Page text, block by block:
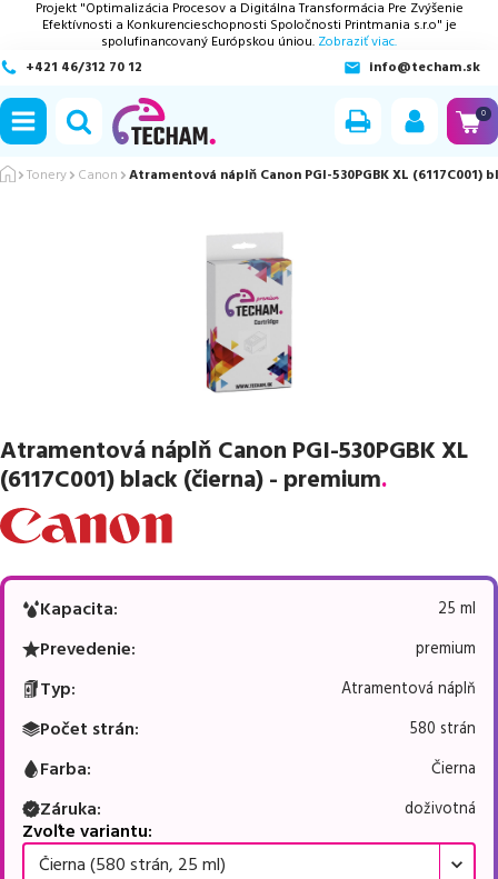
Projekt "Optimalizácia Procesov a Digitálna Transformácia Pre Zvýšenie
Efektívnosti a Konkurencieschopnosti Spoločnosti Printmania s.r.o" je
spolufinancovaný Európskou úniou. Zobraziť viac.
+421 46/312 70 12
info@techam.sk
0
Tonery Canon Atramentová náplň Canon PGI-530PGBK XL
Atramentová náplň Canon PGI-530PGBK XL
(6117C001) black (čierna) - premium.
Kapacita: 25 ml
Prevedenie: premium
Typ: Atramentová náplň
Počet strán: 580 strán
Farba: Čierna
Záruka: doživotná
Zvoľte variantu:
Čierna (580 strán, 25 ml)